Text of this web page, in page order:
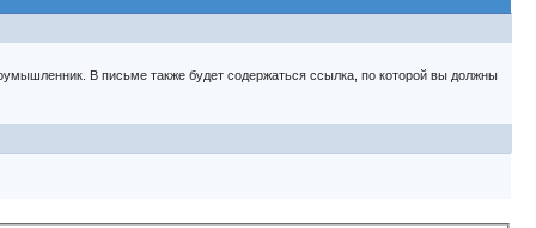
В письме также будет содержаться ссылка, по которой вы должны